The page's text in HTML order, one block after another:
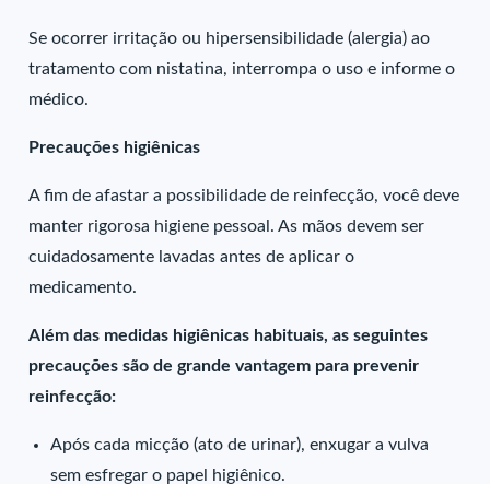
Se ocorrer irritação ou hipersensibilidade (alergia) ao
tratamento com nistatina, interrompa o uso e informe o
médico.
Precauções higiênicas
A fim de afastar a possibilidade de reinfecção, você deve
manter rigorosa higiene pessoal. As mãos devem ser
cuidadosamente lavadas antes de aplicar o
medicamento.
Além das medidas higiênicas habituais, as seguintes
precauções são de grande vantagem para prevenir
reinfecção:
Após cada micção (ato de urinar), enxugar a vulva
sem esfregar o papel higiênico.